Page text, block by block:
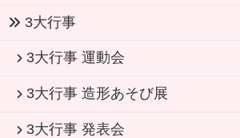
3大行事
3大行事 運動会
3大行事 造形あそび展
3大行事 発表会